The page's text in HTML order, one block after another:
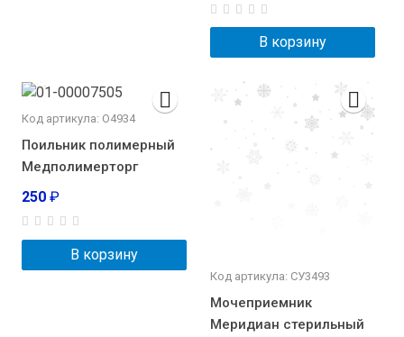
В корзину
Код артикула: О4934
Поильник полимерный
Медполимерторг
250 ₽
В корзину
Код артикула: CУ3493
Мочеприемник
Меридиан стерильный